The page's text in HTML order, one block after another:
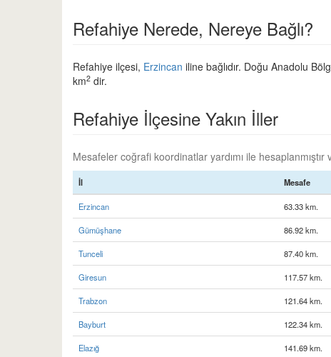
Refahiye Nerede, Nereye Bağlı?
Refahiye ilçesi, Erzincan iline bağlıdır. Doğu Anadolu
km2 dir.
Refahiye İlçesine Yakın İller
Mesafeler coğrafi koordinatlar yardımı ile hesaplanmıştır
İl Mesafe
Erzincan 63.33 km.
Gümüşhane 86.92 km.
Tunceli 87.40 km.
Giresun 117.57 km.
Trabzon 121.64 km.
Bayburt 122.34 km.
Elazığ 141.69 km.